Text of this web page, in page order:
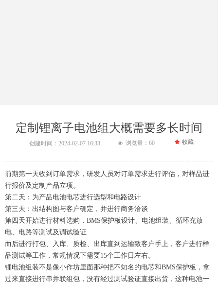
定制锂离子电池组大概需要多长时间
创建时间： 2024-02-07 16:33 넶 浏览量： 60 끄 收藏
前期第一天收到订单需求，研发人员对订单需求进行评估，对样品进
行报价及定制产品立项。
第二天：为产品电池电芯进行选型和电路设计
第三天：出结构图与客户确定，并进行商务洽谈
第四天开始进行材料选购，BMS保护板设计、电池组装、循环充放
电、电路等测试及调试验证
而后进行打包、入库、质检、出库直到运输致客户手上，客户进行样
品测试等工作，常规情况下需要15个工作日左右。
锂电池组装不是像小作坊里面那种把不知名的电芯和BMS保护板，拿
过来直接进行串并联组包，没有经过测试验证直接出货，这种电池一